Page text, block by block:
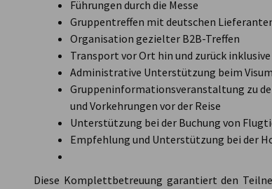
Führungen durch die Messe
Gruppentreffen mit deutschen
Organisation gezielter B2B-Treffen
Transport vor Ort hin und zurück
Administrative Unterstützung beim
Gruppeninformationsveranstaltung zu
und Vorkehrungen vor der Reise
Unterstützung bei der Buchung von
Empfehlung und Unterstützung bei der
Diese Komplettbetreuung garantiert den